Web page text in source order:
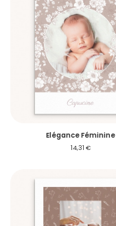
Elégance Féminine
14,31 €